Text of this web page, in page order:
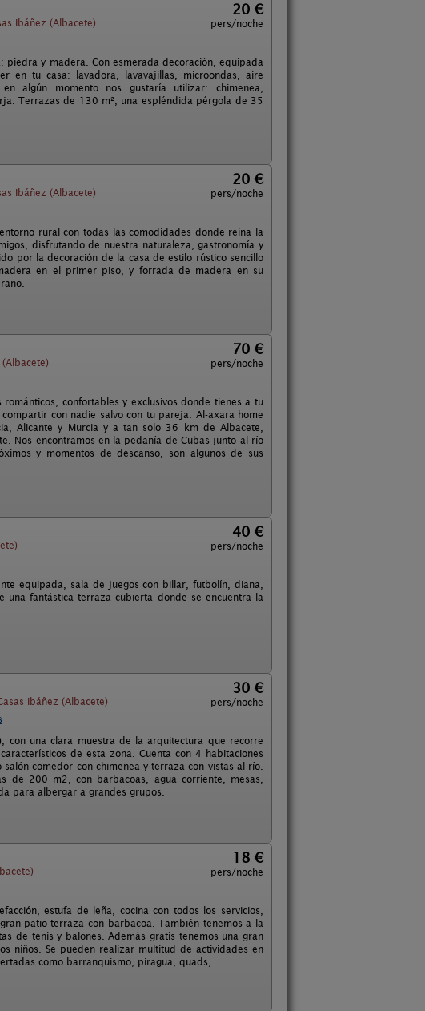
Ibáñez (Albacete)
20 €
pers/noche
piedra y madera. Con esmerada decoración, equipada
en tu casa: lavadora, lavavajillas, microondas, aire
algún momento nos gustaría utilizar: chimenea,
Terrazas de 130 m², una espléndida pérgola de 35
Ibáñez (Albacete)
20 €
pers/noche
rural con todas las comodidades donde reina la
disfrutando de nuestra naturaleza, gastronomía y
por la decoración de la casa de estilo rústico sencillo
en el primer piso, y forrada de madera en su
70 €
pers/noche
confortables y exclusivos donde tienes a tu
con nadie salvo con tu pareja. Al-axara home
Alicante y Murcia y a tan solo 36 km de Albacete,
Nos encontramos en la pedanía de Cubas junto al río
y momentos de descanso, son algunos de sus
40 €
pers/noche
equipada, sala de juegos con billar, futbolín, diana,
fantástica terraza cubierta donde se encuentra la
Ibáñez (Albacete)
30 €
pers/noche
con una clara muestra de la arquitectura que recorre
de esta zona. Cuenta con 4 habitaciones
comedor con chimenea y terraza con vistas al río.
de 200 m2, con barbacoas, agua corriente, mesas,
para albergar a grandes grupos.
18 €
pers/noche
estufa de leña, cocina con todos los servicios,
patio-terraza con barbacoa. También tenemos a la
de tenis y balones. Además gratis tenemos una gran
niños. Se pueden realizar multitud de actividades en
como barranquismo, piragua, quads,...